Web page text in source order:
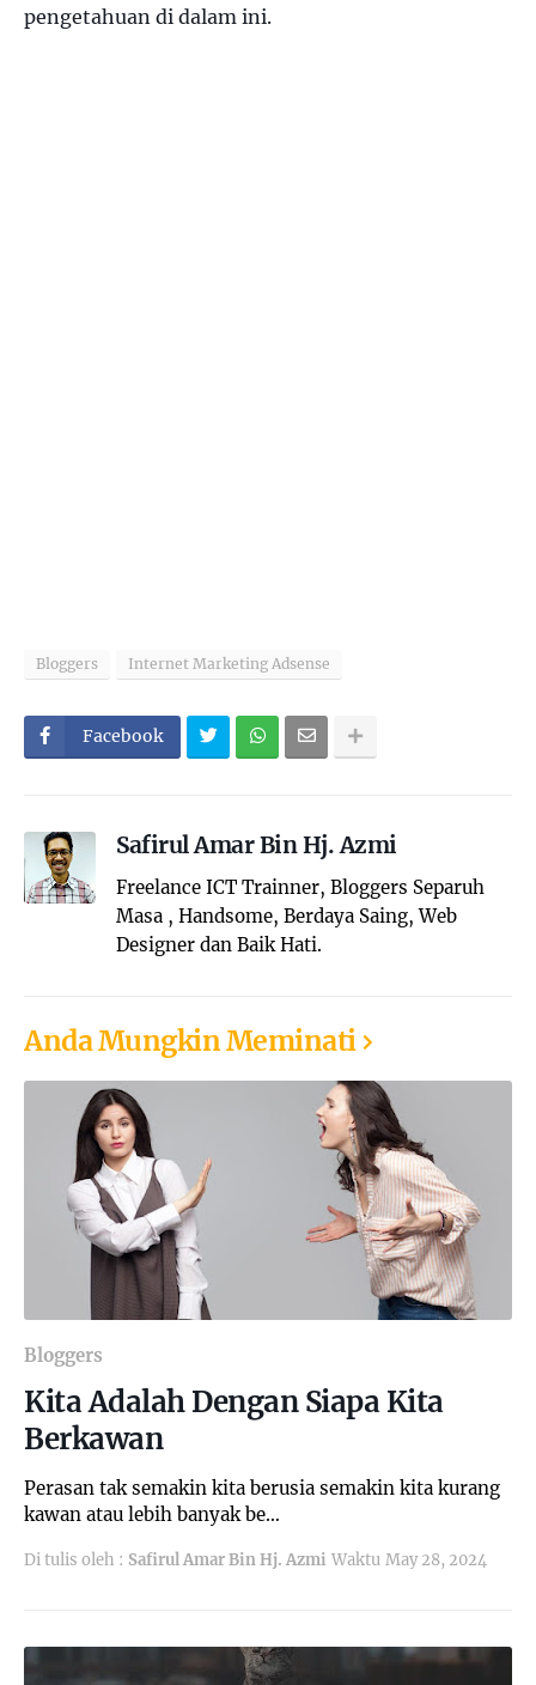
pengetahuan di dalam ini.
Bloggers Internet Marketing Adsense
Facebook
Safirul Amar Bin Hj. Azmi
Freelance ICT Trainner, Bloggers Separuh
Masa , Handsome, Berdaya Saing, Web
Designer dan Baik Hati.
Anda Mungkin Meminati
Bloggers
Kita Adalah Dengan Siapa Kita
Berkawan
Perasan tak semakin kita berusia semakin kita kurang
kawan atau lebih banyak be…
Di tulis oleh : Safirul Amar Bin Hj. Azmi Waktu May 28, 2024